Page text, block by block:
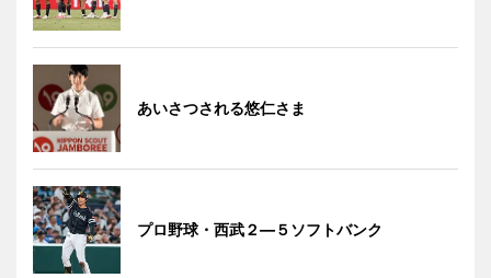
あいさつされる悠仁さま
プロ野球・西武２―５ソフトバンク